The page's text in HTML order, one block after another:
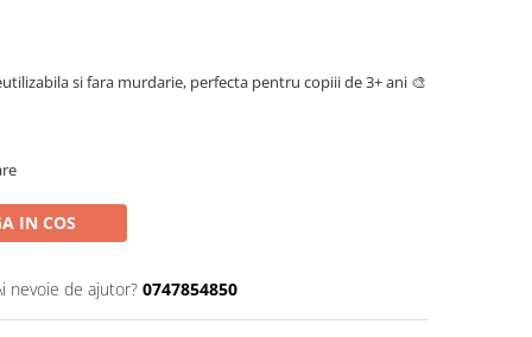
si fara murdarie, perfecta pentru copiii de 3+ ani 🎨
IN COS
nevoie de ajutor? 0747854850